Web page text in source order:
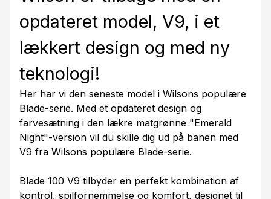
opdateret model, V9, i et
lækkert design og med ny
teknologi!
Her har vi den seneste model i Wilsons populære
Blade-serie. Med et opdateret design og
farvesætning i den lækre matgrønne "Emerald
Night"-version vil du skille dig ud på banen med
V9 fra Wilsons populære Blade-serie.
Blade 100 V9 tilbyder en perfekt kombination af
kontrol, spilfornemmelse og komfort, designet til